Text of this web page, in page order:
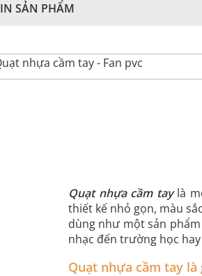
SẢN PHẨM
nhựa cầm tay - Fan pvc
Quạt nhựa cầm taylà
thiết kế nhỏ gọn, màu
dùng như một sản
nhạc đến trường học
Quạt nhựa cầm tay là